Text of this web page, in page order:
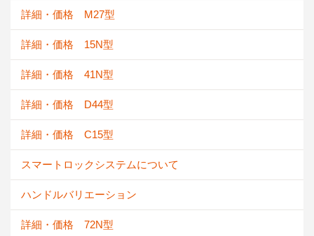
詳細・価格 M27型
詳細・価格 15N型
詳細・価格 41N型
詳細・価格 D44型
詳細・価格 C15型
スマートロックシステムについて
ハンドルバリエーション
詳細・価格 72N型